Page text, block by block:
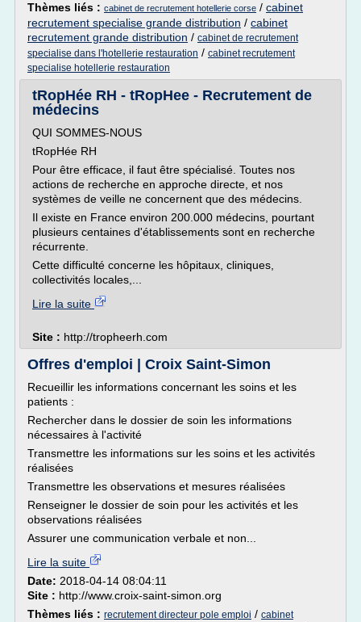
Thèmes liés : cabinet de recrutement hotellerie corse / cabinet
recrutement specialise grande distribution / cabinet
recrutement grande distribution / cabinet de recrutement
specialise dans l'hotellerie restauration / cabinet recrutement
specialise hotellerie restauration
tRopHée RH - tRopHee - Recrutement de
médecins
QUI SOMMES-NOUS
tRopHée RH
Pour être efficace, il faut être spécialisé. Toutes nos
actions de recherche en approche directe, et nos
systèmes de veille ne concernent que des médecins.
Il existe en France environ 200.000 médecins, pourtant
plusieurs centaines d'établissements sont en recherche
récurrente.
Cette difficulté concerne les hôpitaux, cliniques,
collectivités locales,...
Lire la suite
Site : http://tropheerh.com
Offres d'emploi | Croix Saint-Simon
Recueillir les informations concernant les soins et les
patients :
Rechercher dans le dossier de soin les informations
nécessaires à l'activité
Transmettre les informations sur les soins et les activités
réalisées
Transmettre les observations et mesures réalisées
Renseigner le dossier de soin pour les activités et les
observations réalisées
Assurer une communication verbale et non...
Lire la suite
Date: 2018-04-14 08:04:11
Site : http://www.croix-saint-simon.org
Thèmes liés : recrutement directeur pole emploi / cabinet